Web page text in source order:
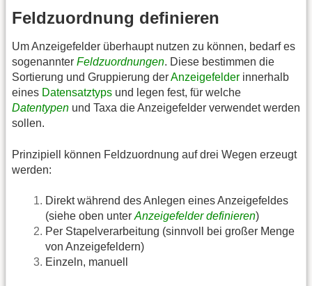
Feldzuordnung definieren
Um Anzeigefelder überhaupt nutzen zu können, bedarf es
sogenannter Feldzuordnungen. Diese bestimmen die
Sortierung und Gruppierung derAnzeigefelder innerhalb
eines Datensatztyps und legen fest, für welche
Datentypen und Taxa die Anzeigefelder verwendet werden
sollen.
Prinzipiell können Feldzuordnung auf drei Wegen erzeugt
werden:
Direkt während des Anlegen eines Anzeigefeldes
(siehe oben unter Anzeigefelder definieren)
Per Stapelverarbeitung (sinnvoll bei großer Menge
von Anzeigefeldern)
Einzeln, manuell